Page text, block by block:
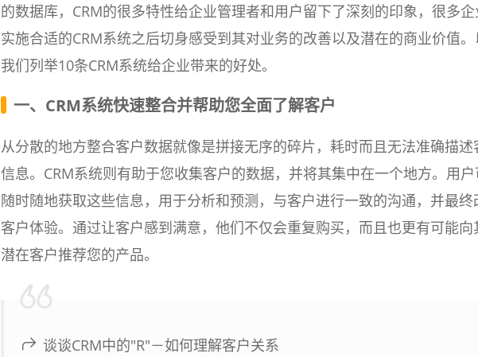
的数据库，CRM的很多特性给企业管理者和用户留下了深刻的印象，很多企
实施合适的CRM系统之后切身感受到其对业务的改善以及潜在的商业价值。
我们列举10条CRM系统给企业带来的好处。
一、CRM系统快速整合并帮助您全面了解客户
从分散的地方整合客户数据就像是拼接无序的碎片，耗时而且无法准确描述
信息。CRM系统则有助于您收集客户的数据，并将其集中在一个地方。用户
随时随地获取这些信息，用于分析和预测，与客户进行一致的沟通，并最终
客户体验。通过让客户感到满意，他们不仅会重复购买，而且也更有可能向
潜在客户推荐您的产品。
谈谈CRM中的"R"－如何理解客户关系